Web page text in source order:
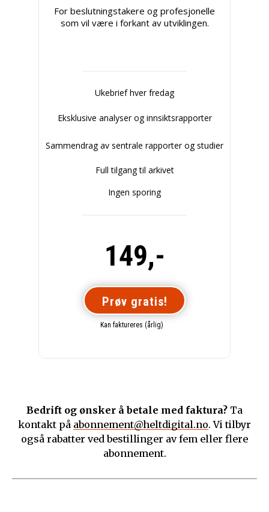
For beslutningstakere og profesjonelle
som vil være i forkant av utviklingen.
Ukebrief hver fredag
Eksklusive analyser og innsiktsrapporter
Sammendrag av sentrale rapporter og studier
Full tilgang til arkivet
Ingen sporing
149,-
Prøv gratis!
Kan faktureres (årlig)
Bedrift og ønsker å betale med faktura? Ta
kontakt på abonnement@heltdigital.no. Vi tilbyr
også rabatter ved bestillinger av fem eller flere
abonnement.